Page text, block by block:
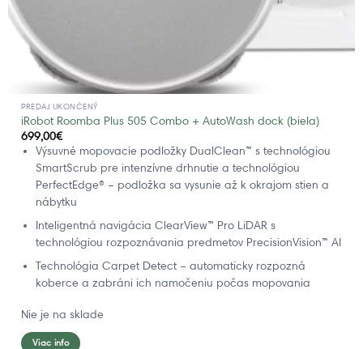
PREDAJ UKONČENÝ
iRobot Roomba Plus 505 Combo + AutoWash dock (biela)
699,00€
Výsuvné mopovacie podložky DualClean™ s technológiou
SmartScrub pre intenzívne drhnutie a technológiou
PerfectEdge® – podložka sa vysunie až k okrajom stien a
nábytku
Inteligentná navigácia ClearView™ Pro LiDAR s
technológiou rozpoznávania predmetov PrecisionVision™ AI
Technológia Carpet Detect – automaticky rozpozná
koberce a zabráni ich namočeniu počas mopovania
Nie je na sklade
Viac info